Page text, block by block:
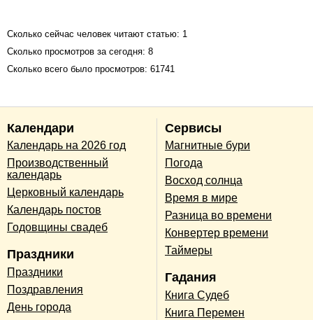
Сколько сейчас человек читают статью: 1
Сколько просмотров за сегодня: 8
Сколько всего было просмотров: 61741
Календари
Календарь на 2026 год
Производственный
календарь
Церковный календарь
Календарь постов
Годовщины свадеб
Праздники
Праздники
Поздравления
День города
Сервисы
Магнитные бури
Погода
Восход солнца
Время в мире
Разница во времени
Конвертер времени
Таймеры
Гадания
Книга Судеб
Книга Перемен